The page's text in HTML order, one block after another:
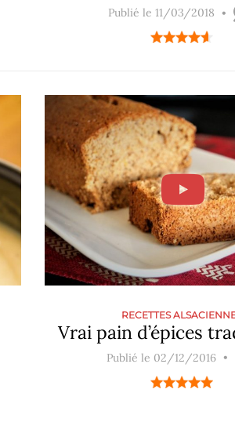
Publié le 11/03/2018
RECETTES
Vrai pain d’épices
Publié le 02/12/2016